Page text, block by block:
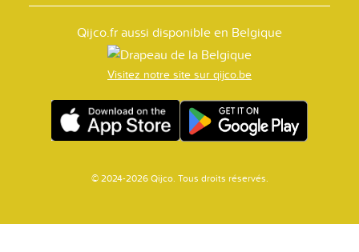
Qijco.fr aussi disponible en Belgique
Visitez notre site sur qijco.be
© 2024-2026 Qijco. Tous droits réservés.